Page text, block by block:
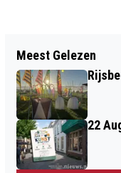
ZOEKEN
Meest Gelezen
22